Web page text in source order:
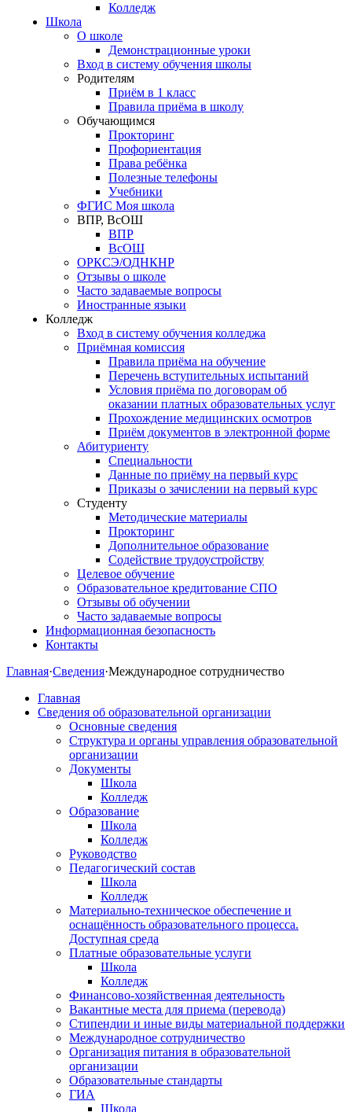
Колледж
Школа
О школе
Демонстрационные уроки
Вход в систему обучения школы
Родителям
Приём в 1 класс
Правила приёма в школу
Обучающимся
Прокторинг
Профориентация
Права ребёнка
Полезные телефоны
Учебники
ФГИС Моя школа
ВПР, ВсОШ
ВПР
ВсОШ
ОРКСЭ/ОДНКНР
Отзывы о школе
Часто задаваемые вопросы
Иностранные языки
Колледж
Вход в систему обучения колледжа
Приёмная комиссия
Правила приёма на обучение
Перечень вступительных испытаний
Условия приёма по договорам об
оказании платных образовательных услуг
Прохождение медицинских осмотров
Приём документов в электронной форме
Абитуриенту
Специальности
Данные по приёму на первый курс
Приказы о зачислении на первый курс
Студенту
Методические материалы
Прокторинг
Дополнительное образование
Содействие трудоустройству
Целевое обучение
Образовательное кредитование СПО
Отзывы об обучении
Часто задаваемые вопросы
Информационная безопасность
Контакты
Главная·Сведения·Международное сотрудничество
Главная
Сведения об образовательной организации
Основные сведения
Структура и органы управления образовательной
организации
Документы
Школа
Колледж
Образование
Школа
Колледж
Руководство
Педагогический состав
Школа
Колледж
Материально-техническое обеспечение и
оснащённость образовательного процесса.
Доступная среда
Платные образовательные услуги
Школа
Колледж
Финансово-хозяйственная деятельность
Вакантные места для приема (перевода)
Стипендии и иные виды материальной поддержки
Международное сотрудничество
Организация питания в образовательной
организации
Образовательные стандарты
ГИА
Школа